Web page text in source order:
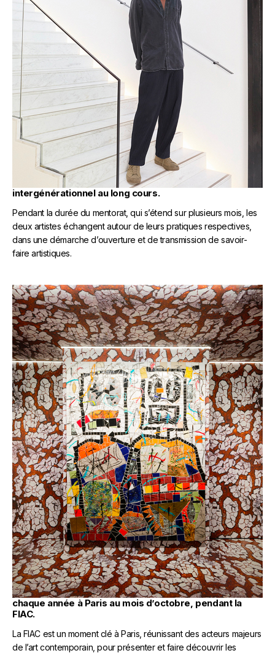
LE JEUNE TALENT
Le mentor fait profiter à son jeune talent de son
expérience et de ses conseils lors d’un dialogue
intergénérationnel au long cours.
Pendant la durée du mentorat, qui s’étend sur plusieurs mois, les
deux artistes échangent autour de leurs pratiques respectives,
dans une démarche d’ouverture et de transmission de savoir-
faire artistiques.
L'EXPOSITION
Le fruit du travail réalisé durant le mentorat se voit
consacré sous la forme d’une exposition s’ouvrant
chaque année à Paris au mois d’octobre, pendant la
FIAC.
La FIAC est un moment clé à Paris, réunissant des acteurs majeurs
de l’art contemporain, pour présenter et faire découvrir les